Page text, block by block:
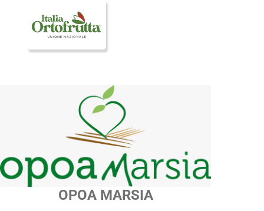
OPOA MARSIA